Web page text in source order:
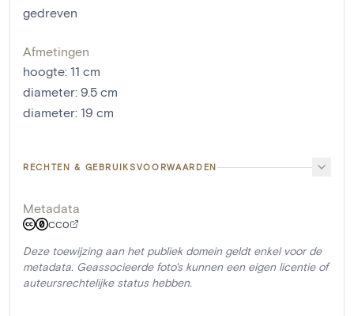
gedreven
Afmetingen
hoogte: 11 cm
diameter: 9.5 cm
diameter: 19 cm
RECHTEN & GEBRUIKSVOORWAARDEN
Metadata
CC0
Deze toewijzing aan het publiek domein geldt enkel voor de
metadata. Geassocieerde foto's kunnen een eigen licentie of
auteursrechtelijke status hebben.